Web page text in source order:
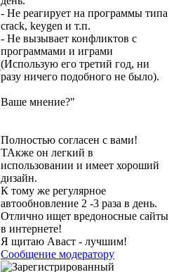
- Не реагирует на программы типа
crack, keygen и т.п.
- Не вызывает конфликтов с
программами и играми
(Использую его третий год, ни
разу ничего подобного не было).
Ваше мнение?"
Полностью согласен с вами!
ТАкже он легкий в
использовании и имеет хороший
дизайн.
К тому же регулярное
автообновление 2 -3 раза в день.
Отлично ищет вредоносные сайты
в интернете!
Я щитаю Аваст - лучшим!
Сообщение модератору